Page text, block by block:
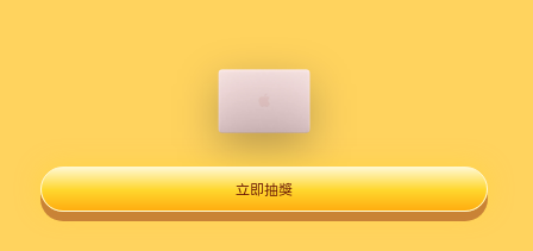
立即抽獎